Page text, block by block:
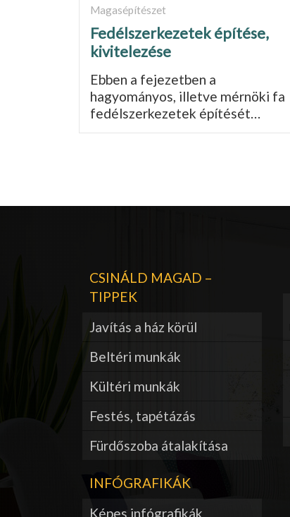
Magasépítészet
Fedélszerkezetek építése,
kivitelezése
Ebben a fejezetben a
hagyományos, illetve mérnöki fa
fedélszerkezetek építését…
CSINÁLD MAGAD –
TIPPEK
Javítás a ház körül
Beltéri munkák
Kültéri munkák
Festés, tapétázás
Fürdőszoba átalakítása
INFÓGRAFIKÁK
Képes infógrafikák